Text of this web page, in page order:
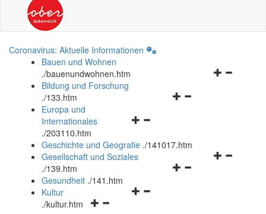
Coronavirus: Aktuelle Informationen
Bauen und Wohnen
./bauenundwohnen.htm
Navigationsmenü
Bildung und Forschung
./133.htm
Navigationsmenü
und
schließen
Europa und
Internationales
./203110.htm
Geschichte und Geografie ./141017.htm
Navigationsmenü
Gesellschaft und Soziales
./139.htm
Navigationsmenü
Gesundheit ./141.htm
Navigationsmenü
Kultur
./kultur.htm